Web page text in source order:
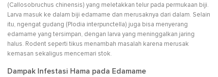
(Callosobruchus chinensis) yang meletakkan telur pada permukaan biji.
Larva masuk ke dalam biji edamame dan merusaknya dari dalam. Selain
itu, ngengat gudang (Plodia interpunctella) juga bisa menyerang
edamame yang tersimpan, dengan larva yang meninggalkan jaring
halus. Rodent seperti tikus menambah masalah karena merusak
kemasan sekaligus mencemari stok.
Dampak Infestasi Hama pada Edamame